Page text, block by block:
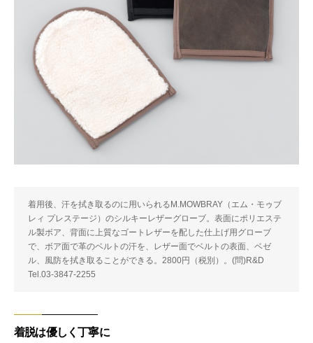
着用後、汗を拭き取るのに用いられるM.MOWBRAY（エム・モゥブ
レィ プレステージ）のシルキーレザーグローブ。表面にポリエステ
ル製ボア、背面に上質なゴートレザーを配した仕上げ用グローブ
で、ボア面で革のベルトの汗を、レザー面でベルトの表面、ベゼ
ル、風防を拭き取ることができる。2800円（税別）。(問)R&D
Tel.03-3847-2255
着脱は優しく丁寧に